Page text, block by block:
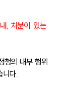
, 처분이 있는
청의 내부 행위
니다.